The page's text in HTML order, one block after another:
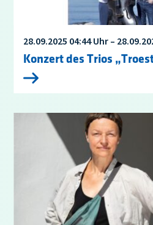
28.09.2025 04:44 Uhr –
Konzert des Trios